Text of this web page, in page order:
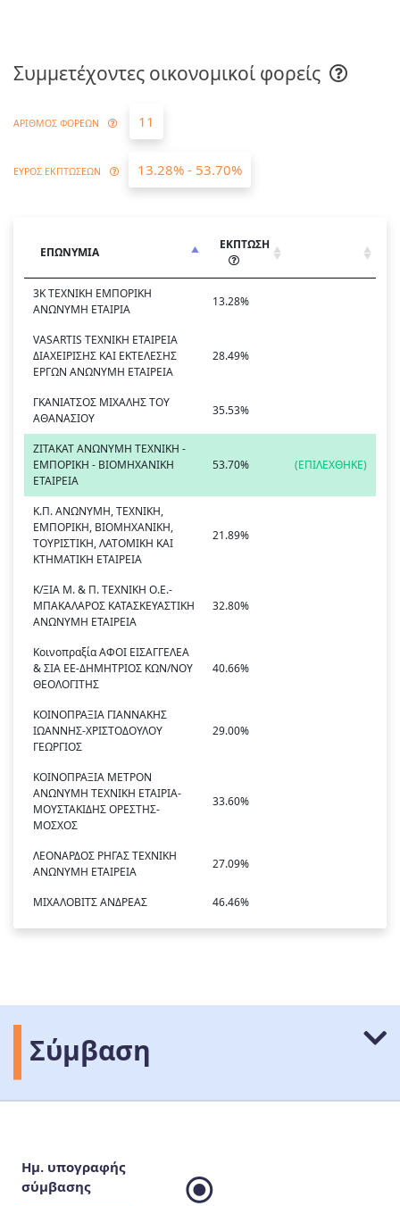
Συμμετέχοντες οικονομικοί φορείς
ΑΡΙΘΜΟΣ ΦΟΡΕΩΝ 11
ΕΥΡΟΣ ΕΚΠΤΩΣΕΩΝ 13.28% - 53.70%
ΕΠΩΝΥΜΙΑ
ΕΚΠΤΩΣΗ
3Κ ΤΕΧΝΙΚΗ ΕΜΠΟΡΙΚΗ
ΑΝΩΝΥΜΗ ΕΤΑΙΡΙΑ
13.28%
VASARTIS ΤΕΧΝΙΚΗ ΕΤΑΙΡΕΙΑ
ΔΙΑΧΕΙΡΙΣΗΣ ΚΑΙ ΕΚΤΕΛΕΣΗΣ
ΕΡΓΩΝ ΑΝΩΝΥΜΗ ΕΤΑΙΡΕΙΑ
28.49%
ΓΚΑΝΙΑΤΣΟΣ ΜΙΧΑΛΗΣ ΤΟΥ
ΑΘΑΝΑΣΙΟΥ
35.53%
ΖΙΤΑΚΑΤ ΑΝΩΝΥΜΗ ΤΕΧΝΙΚΗ -
ΕΜΠΟΡΙΚΗ - ΒΙΟΜΗΧΑΝΙΚΗ
ΕΤΑΙΡΕΙΑ
53.70% (ΕΠΙΛΕΧΘΗΚΕ)
Κ.Π. ΑΝΩΝΥΜΗ, ΤΕΧΝΙΚΗ,
ΕΜΠΟΡΙΚΗ, ΒΙΟΜΗΧΑΝΙΚΗ,
ΤΟΥΡΙΣΤΙΚΗ, ΛΑΤΟΜΙΚΗ ΚΑΙ
ΚΤΗΜΑΤΙΚΗ ΕΤΑΙΡΕΙΑ
21.89%
Κ/ΞΙΑ Μ. & Π. ΤΕΧΝΙΚΗ Ο.Ε.-
ΜΠΑΚΑΛΑΡΟΣ ΚΑΤΑΣΚΕΥΑΣΤΙΚΗ
ΑΝΩΝΥΜΗ ΕΤΑΙΡΕΙΑ
32.80%
Κοινοπραξία ΑΦΟΙ ΕΙΣΑΓΓΕΛΕΑ
& ΣΙΑ ΕΕ-ΔΗΜΗΤΡΙΟΣ ΚΩΝ/ΝΟΥ
ΘΕΟΛΟΓΙΤΗΣ
40.66%
ΚΟΙΝΟΠΡΑΞΙΑ ΓΙΑΝΝΑΚΗΣ
ΙΩΑΝΝΗΣ-ΧΡΙΣΤΟΔΟΥΛΟΥ
ΓΕΩΡΓΙΟΣ
29.00%
ΚΟΙΝΟΠΡΑΞΙΑ ΜΕΤΡΟΝ
ΑΝΩΝΥΜΗ ΤΕΧΝΙΚΗ ΕΤΑΙΡΙΑ-
ΜΟΥΣΤΑΚΙΔΗΣ ΟΡΕΣΤΗΣ-
ΜΟΣΧΟΣ
33.60%
ΛΕΟΝΑΡΔΟΣ ΡΗΓΑΣ ΤΕΧΝΙΚΗ
ΑΝΩΝΥΜΗ ΕΤΑΙΡΕΙΑ
27.09%
ΜΙΧΑΛΟΒΙΤΣ ΑΝΔΡΕΑΣ 46.46%
Σύμβαση
Ημ. υπογραφής
σύμβασης